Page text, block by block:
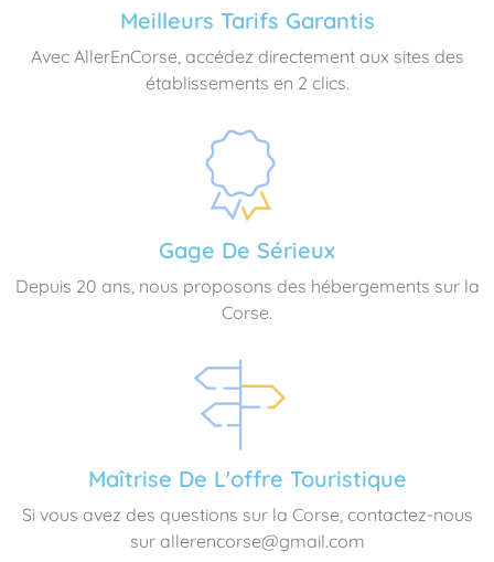
Meilleurs Tarifs Garantis
Avec AllerEnCorse, accédez directement aux sites des
établissements en 2 clics.
Gage De Sérieux
Depuis 20 ans, nous proposons des hébergements sur la
Corse.
Maîtrise De L'offre Touristique
Si vous avez des questions sur la Corse, contactez-nous
sur allerencorse@gmail.com